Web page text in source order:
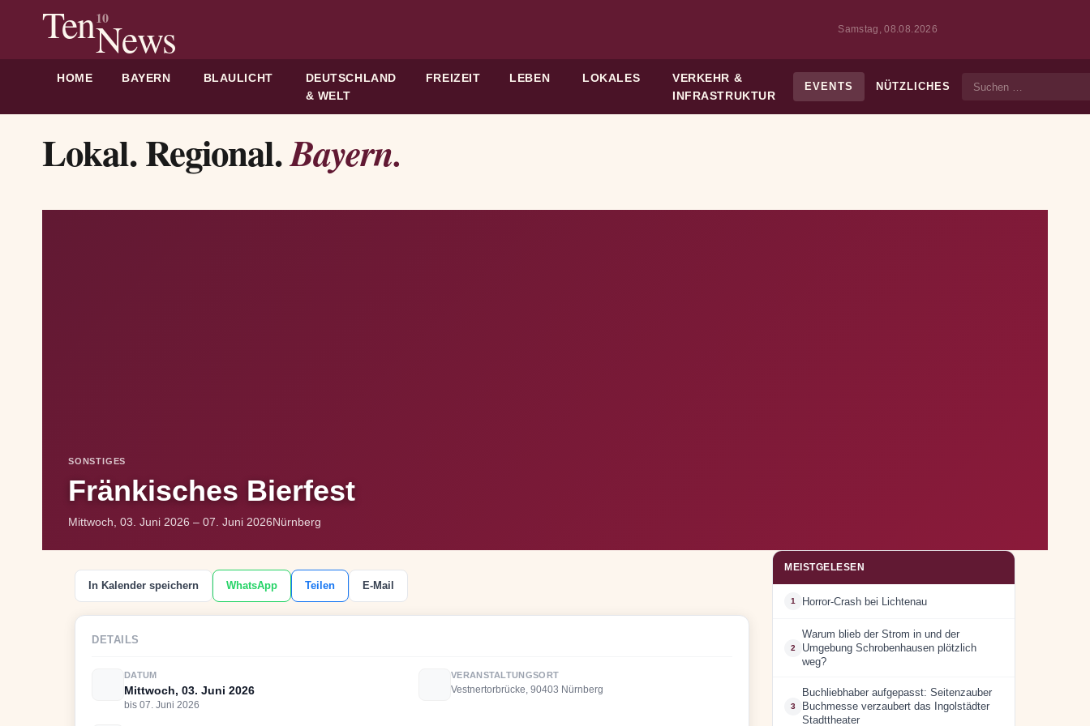
Ten10
News Samstag, 08.08.2026
HOME BAYERN BLAULICHT
DEUTSCHLAND
& WELT
FREIZEIT LEBEN LOKALES
VERKEHR &
INFRASTRUKTUR
EVENTS NÜTZLICHES
Lokal. Regional.Bayern.
SONSTIGES
Fränkisches Bierfest
Mittwoch, 03. Juni 2026 – 07. Juni 2026Nürnberg
In Kalender speichern WhatsApp Teilen E-Mail
DETAILS
DATUM
Mittwoch, 03. Juni 2026
bis 07. Juni 2026
VERANSTALTUNGSORT
Vestnertorbrücke, 90403 Nürnberg
MEISTGELESEN
1 Horror-Crash bei Lichtenau
2
Warum blieb der Strom in und der
Umgebung Schrobenhausen plötzlich
weg?
3
Buchliebhaber aufgepasst: Seitenzauber
Buchmesse verzaubert das Ingolstädter
Stadttheater